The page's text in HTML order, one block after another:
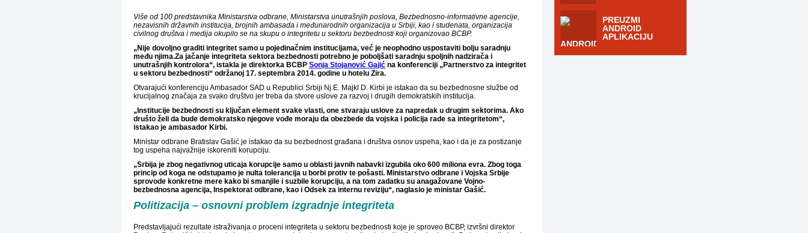
Više od 100 predstavnika Ministarstva odbrane, Ministarstva unutrašnjih poslova, Bezbednosno-informativne agencije,
nezavisnih državnih institucija, brojnih ambasada i međunarodnih organizacija u Srbiji, kao i studenata, organizacija
civilnog društva i medija okupilo se na skupu o integritetu u sektoru bezbednosti koji organizovao BCBP.
„Nije dovoljno graditi integritet samo u pojedinačnim institucijama, već je neophodno uspostaviti bolju saradnju
među njima.Za jačanje integriteta sektora bezbednosti potrebno je poboljšati saradnju spoljnih nadzirača i
unutrašnjih kontrolora“, istakla je direktorka BCBP Sonja Stojanović Gajić na konferenciji „Partnerstvo za integritet
u sektoru bezbednosti“ održanoj 17. septembra 2014. godine u hotelu Zira.
Otvarajući konferenciju Ambasador SAD u Republici Srbiji Nj.E. Majkl D. Kirbi je istakao da su bezbednosne službe od
krucijalnog značaja za svako društvo jer treba da stvore uslove za razvoj i drugih demokratskih institucija.
„Institucije bezbednosti su ključan element svake vlasti, one stvaraju uslove za napredak u drugim sektorima. Ako
društo želi da bude demokratsko njegove vođe moraju da obezbede da vojska i policija rade sa integritetom“,
istakao je ambasador Kirbi.
Ministar odbrane Bratislav Gašić je istakao da su bezbednost građana i društva osnov uspeha, kao i da je za postizanje
tog uspeha najvažnije iskoreniti korupciju.
„Srbija je zbog negativnog uticaja korupcije samo u oblasti javnih nabavki izgubila oko 600 miliona evra. Zbog toga
princip od koga ne odstupamo je nulta tolerancija u borbi protiv te pošasti. Ministarstvo odbrane i Vojska Srbije
sprovode konkretne mere kako bi smanjile i suzbile korupciju, a na tom zadatku su anagažovane Vojno-
bezbednosna agencija, Inspektorat odbrane, kao i Odsek za internu reviziju“, naglasio je ministar Gašić.
Politizacija – osnovni problem izgradnje integriteta
Predstavljajući rezultate istraživanja o proceni integriteta u sektoru bezbednosti koje je sproveo BCBP, izvršni direktor
PREUZMI
ANDROID
APLIKACIJU